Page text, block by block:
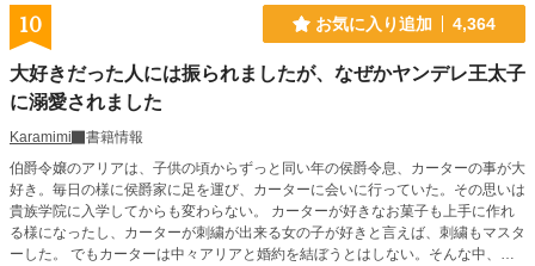
ど、唯一私の為に涙を流してくれるのね、 あぁ、雨が降ってきた。 目を瞑ると
真っ暗な闇の中光が見え、 その瞬間、何故か前世の記憶を思い出す。 色々と混
乱しつつも更に眩しい光が現れた。 その光の先へいくと…… 目を覚ました瞬
間‥‥ 「リゼお姉様？どうしたんですか？」 「…え？？」 何故16歳に戻ってい
た！？ 婚約者になる前のアッサム様と妹の顔を見てプツンと何かが切れた。 も
ればならいのかしら？！もう…疲れた！！好きな美味しいお菓子食べて、ぐーた
ら、したい！するわ！ よくわからないけれど……今世は好き勝手する！まず
は、我慢していたイチゴケーキをホールで食べましょう！
10 お気に入り追加 4,364
大好きだった人には振られましたが、なぜかヤンデレ王太子
に溺愛されました
Karamimi
書籍情報
伯爵令嬢のアリアは、子供の頃からずっと同い年の侯爵令息、カーターの事が大
好き。毎日の様に侯爵家に足を運び、カーターに会いに行っていた。その思いは
貴族学院に入学してからも変わらない。 カーターが好きなお菓子も上手に作れ
る様になったし、カーターが刺繍が出来る女の子が好きと言えば、刺繍もマスタ
ーした。 でもカーターは中々アリアと婚約を結ぼうとはしない。そんな中、カ